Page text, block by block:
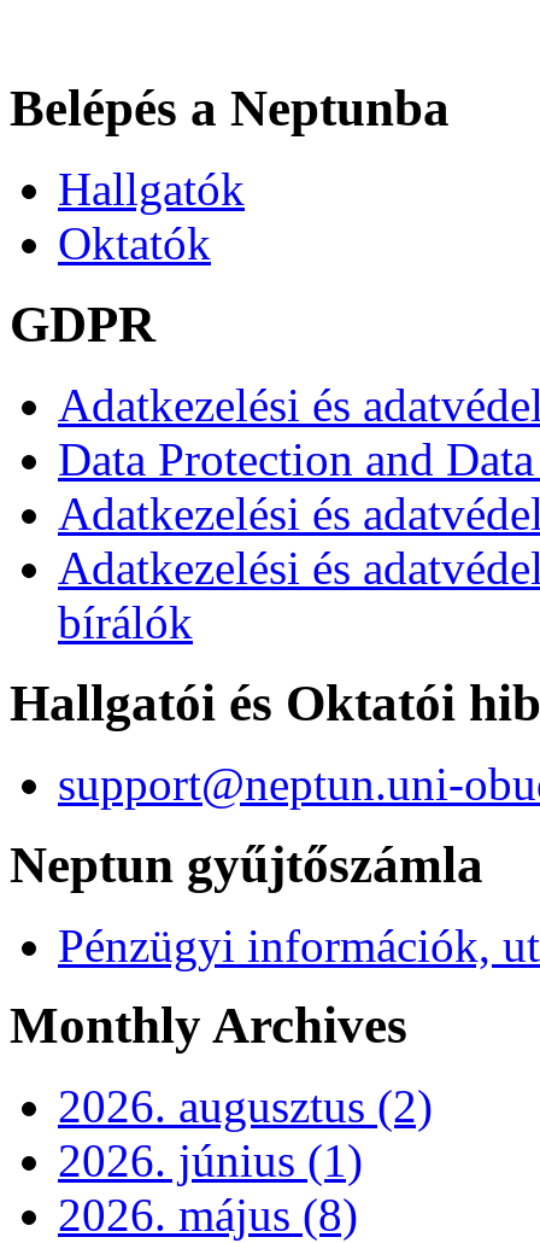
Belépés a Neptunba
Hallgatók
Oktatók
GDPR
Adatkezelési és
Data Protection and
Adatkezelési és
Adatkezelési és
bírálók
Hallgatói és Oktatói
support@neptun.uni-
Neptun gyűjtőszámla
Pénzügyi információk,
Monthly Archives
2026. augusztus (2)
2026. június (1)
2026. május (8)